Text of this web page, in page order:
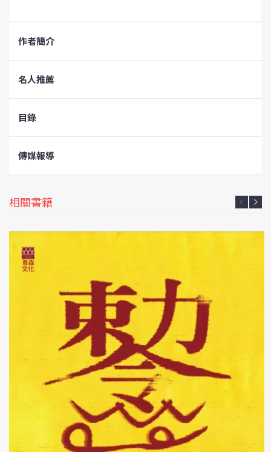
作者簡介
名人推薦
目錄
傳媒報導
相關書籍